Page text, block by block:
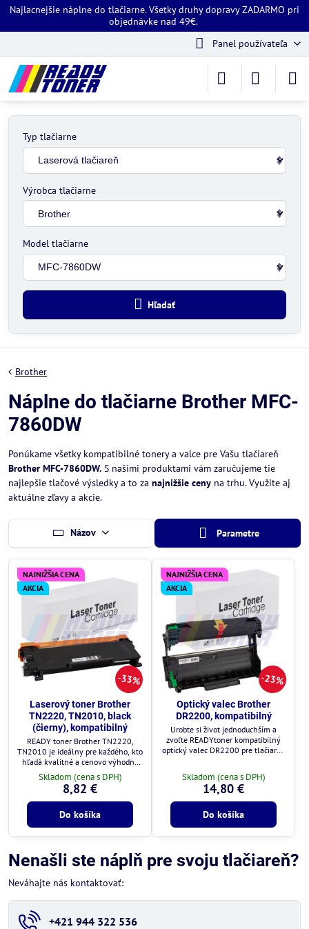
Najlacnejšie náplne do tlačiarne. Všetky druhy dopravy ZADARMO pri
objednávke nad 49€.
Panel používateľa
Typ tlačiarne
Výrobca tlačiarne
Model tlačiarne
Hľadať
Brother
Náplne do tlačiarne Brother MFC-
7860DW
Ponúkame všetky kompatibilné tonery a valce pre Vašu tlačiareň
Brother MFC-7860DW. S našimi produktami vám zaručujeme tie
najlepšie tlačové výsledky a to za najnižšie ceny na trhu. Využite aj
aktuálne zľavy a akcie.
Názov Parametre
33%
NAJNIŽŠIA CENA
AKCIA
Laserový toner Brother
TN2220, TN2010, black
(čierny), kompatibilný
READY toner Brother TN2220,
TN2010 je ideálny pre každého, kto
hľadá kvalitné a cenovo výhodné
riešenie.
Skladom (cena s DPH)
8,82 €
Do košíka
23%
NAJNIŽŠIA CENA
AKCIA
Optický valec Brother
DR2200, kompatibilný
Urobte si život jednoduchším a
zvoľte READYtoner kompatibilný
optický valec DR2200 pre tlačiarne
Skladom (cena s DPH)
14,80 €
Do košíka
Nenašli ste náplň pre svoju tlačiareň?
Neváhajte nás kontaktovať:
+421 944 322 536